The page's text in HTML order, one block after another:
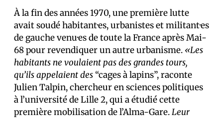
À la fin des années 1970, une première lutte
avait soudé habitant·es, urbanistes et militant·es
de gauche venu·es de toute la France après Mai-
68 pour revendiquer un autre urbanisme. «Les
habitants ne voulaient pas des grandes tours,
qu’ils appelaient des “cages à lapins”, raconte
Julien Talpin, chercheur en sciences politiques
à l’université de Lille 2, qui a étudié cette
première mobilisation de l’Alma-Gare.Leur